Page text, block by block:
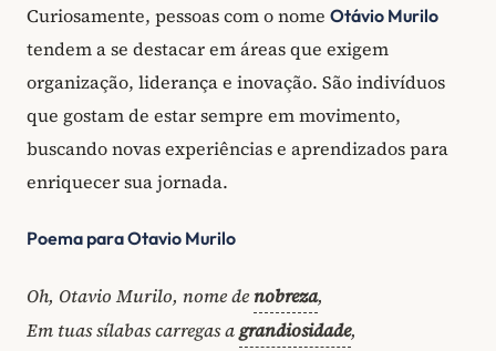
Curiosamente, pessoas com o nome Otávio Murilo
tendem a se destacar em áreas que exigem
organização, liderança e inovação. São indivíduos
que gostam de estar sempre em movimento,
buscando novas experiências e aprendizados para
enriquecer sua jornada.
Poema para Otavio Murilo
Oh, Otavio Murilo, nome de nobreza,
Em tuas sílabas carregas agrandiosidade,